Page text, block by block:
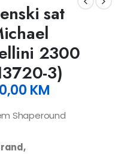
sat
2300
3)
KM
Shaperound